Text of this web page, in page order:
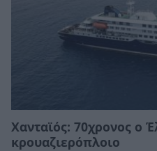
Χανταϊός: 70χρονος ο
κρουαζιερόπλοιο